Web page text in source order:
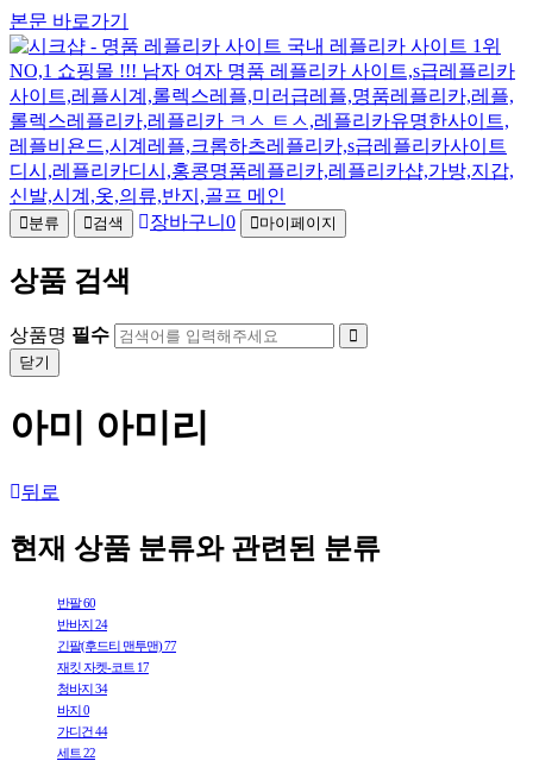
본문 바로가기
분류 검색 장바구니 0 마이페이지
상품 검색
상품명 필수
닫기
아미 아미리
뒤로
현재 상품 분류와 관련된 분류
반팔60
반바지24
긴팔(후드티 맨투맨)77
재킷 자켓-코트 17
청바지34
바지0
가디건44
세트 22